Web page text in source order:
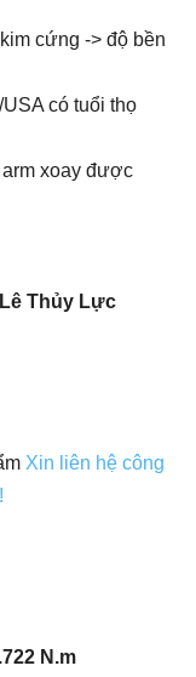
cứng -> độ bền
có tuổi thọ
xoay được
Thủy Lực
Xin liên hệ công
N.m